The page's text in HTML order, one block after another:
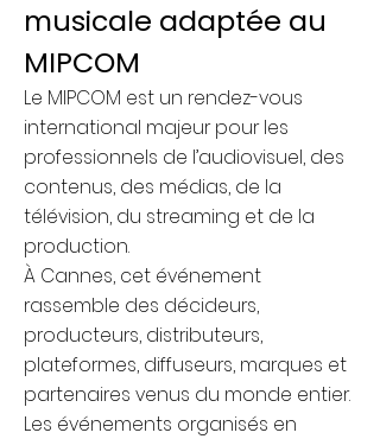
musicale adaptée au
MIPCOM
Le MIPCOM est un rendez-vous
international majeur pour les
professionnels de l’audiovisuel, des
contenus, des médias, de la
télévision, du streaming et de la
production.
À Cannes, cet événement
rassemble des décideurs,
producteurs, distributeurs,
plateformes, diffuseurs, marques et
partenaires venus du monde entier.
Les événements organisés en